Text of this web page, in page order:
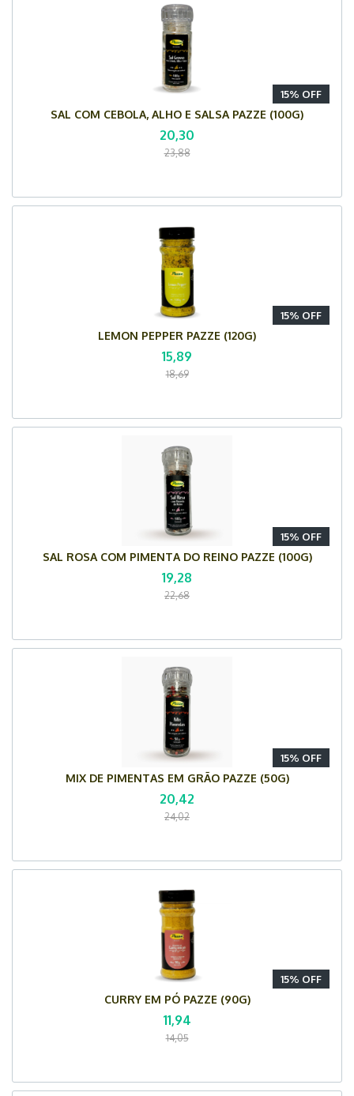
15% OFF
SAL COM CEBOLA, ALHO E SALSA PAZZE (100G)
20,30
23,88
15% OFF
LEMON PEPPER PAZZE (120G)
15,89
18,69
15% OFF
SAL ROSA COM PIMENTA DO REINO PAZZE (100G)
19,28
22,68
15% OFF
MIX DE PIMENTAS EM GRÃO PAZZE (50G)
20,42
24,02
15% OFF
CURRY EM PÓ PAZZE (90G)
11,94
14,05